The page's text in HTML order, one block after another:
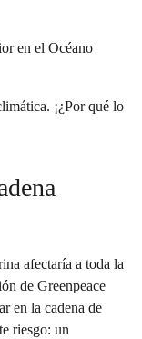
¡¿Por qué lo
afectaría a toda la
de Greenpeace
en la cadena de
riesgo: un